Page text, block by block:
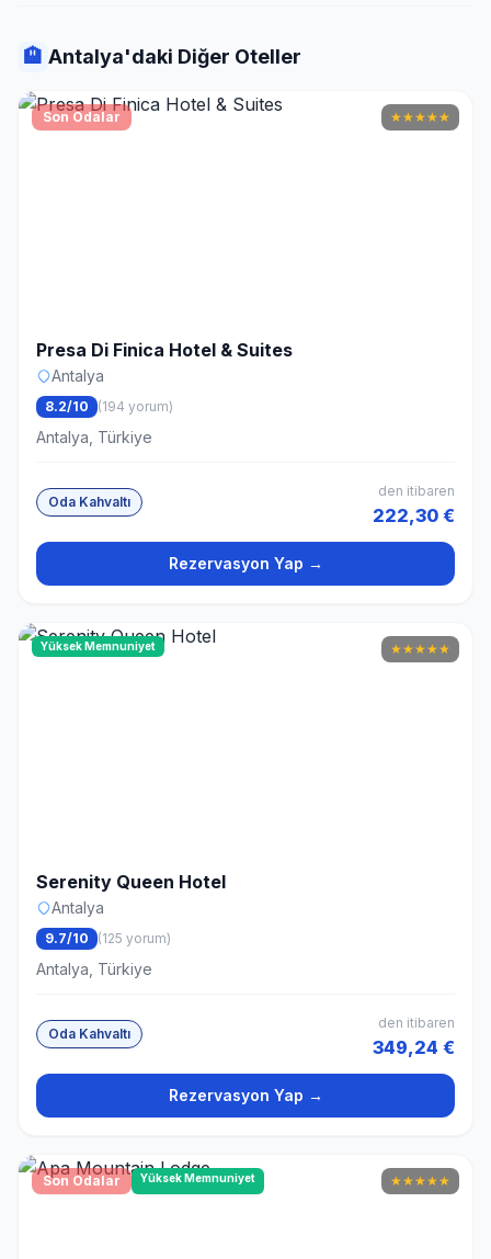
🏨 Antalya'daki Diğer Oteller
Son Odalar ★★★★★
Presa Di Finica Hotel & Suites
Antalya
8.2/10 (194 yorum)
Antalya, Türkiye
Oda Kahvaltı
den itibaren
222,30 €
Rezervasyon Yap →
Yüksek Memnuniyet ★★★★★
Serenity Queen Hotel
Antalya
9.7/10 (125 yorum)
Antalya, Türkiye
Oda Kahvaltı
den itibaren
349,24 €
Rezervasyon Yap →
Son Odalar Yüksek Memnuniyet ★★★★★